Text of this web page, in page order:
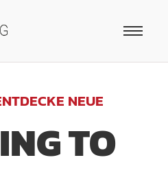
NEUE
TO